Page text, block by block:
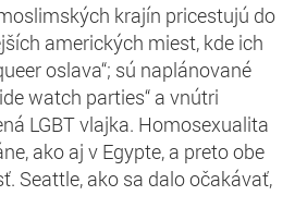
krajín pricestujú do
amerických miest, kde ich
oslava“; sú naplánované
watch parties“ a vnútri
LGBT vlajka. Homosexualita
ako aj v Egypte, a preto obe
Seattle, ako sa dalo očakávať,